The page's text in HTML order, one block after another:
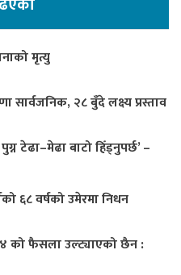
मृत्यु
सार्वजनिक, २८ बुँदे लक्ष्य प्रस्ताव
टेढा–मेढा बाटो हिँड्नुपर्छ’ –
६८ वर्षको उमेरमा निधन
को फैसला उल्ट्याएको छैन :